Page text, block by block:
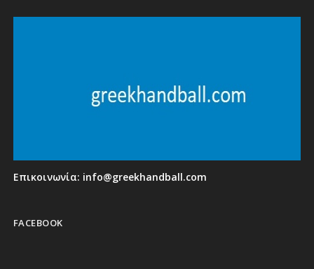
Επικοινωνία: info@greekhandball.com
FACEBOOK